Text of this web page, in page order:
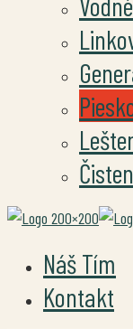
Náš Tím
Kontakt